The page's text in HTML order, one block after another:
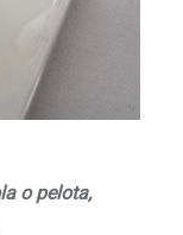
o pelota,